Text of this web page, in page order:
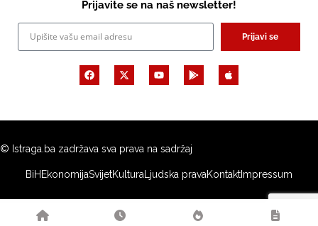
Prijavite se na naš newsletter!
Prijavi se
© Istraga.ba zadržava sva prava na sadržaj
BiH EkonomijaSvijetKultura Ljudska pravaKontakt Impressum